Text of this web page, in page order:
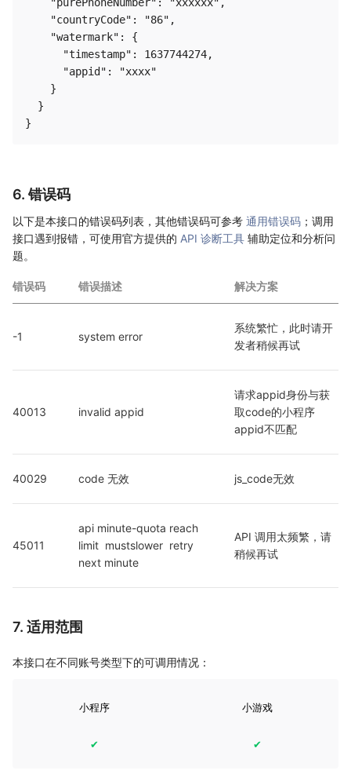
    "countryCode": "86",
    "watermark": {
      "timestamp": 1637744274,
      "appid": "xxxx"
    }
  }
6. 错误码
以下是本接口的错误码列表，其他错误码可参考 通用错误码 ；调用
接口遇到报错，可使用官方提供的 API 诊断工具 辅助定位和分析问
题。
错误码 错误描述 解决方案
-1 system error
系统繁忙，此时请开
发者稍候再试
40013 invalid appid
请求appid身份与获
取code的小程序
appid不匹配
40029 code 无效 js_code无效
45011
api minute-quota reach
limit  mustslower  retry
next minute
API 调用太频繁，请
稍候再试
7. 适用范围
本接口在不同账号类型下的可调用情况：
小程序 小游戏
✔ ✔